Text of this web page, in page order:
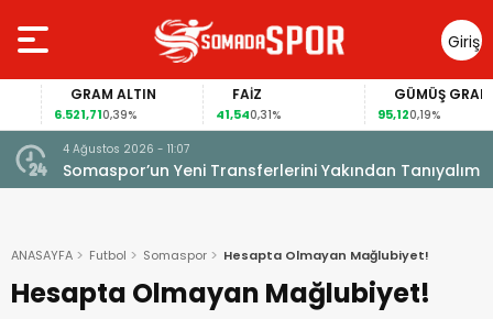
Giriş
Yap
GRAM ALTIN
6.521,710,39%
FAİZ
41,54 0,31%
GÜMÜŞ GRAM
95,12 0,19%
4 Ağustos 2026 - 11:07
Somaspor’un Yeni Transferlerini Yakından Tanıyalım
ANASAYFA Futbol Somaspor Hesapta Olmayan Mağlubiyet!
Hesapta Olmayan Mağlubiyet!